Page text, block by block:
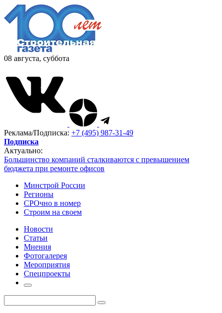
08 августа, суббота
Реклама/Подписка: +7 (495) 987-31-49
Подписка
Актуально:
Большинство компаний сталкиваются с превышением
бюджета при ремонте офисов
Минстрой России
Регионы
СРОчно в номер
Строим на своем
Новости
Статьи
Мнения
Фотогалерея
Мероприятия
Спецпроекты